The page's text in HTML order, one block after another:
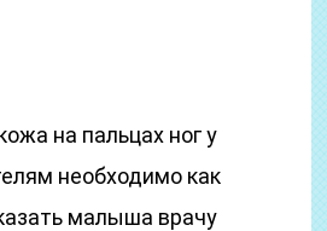
на пальцах ног у
необходимо как
малыша врачу